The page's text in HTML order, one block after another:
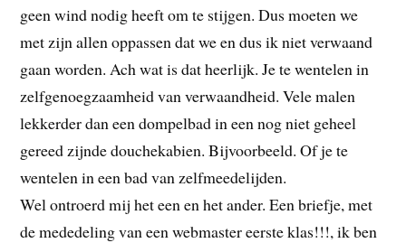
geen wind nodig heeft om te stijgen. Dus moeten we
met zijn allen oppassen dat we en dus ik niet verwaand
gaan worden. Ach wat is dat heerlijk. Je te wentelen in
zelfgenoegzaamheid van verwaandheid. Vele malen
lekkerder dan een dompelbad in een nog niet geheel
gereed zijnde douchekabien. Bijvoorbeeld. Of je te
wentelen in een bad van zelfmeedelijden.
Wel ontroerd mij het een en het ander. Een briefje, met
de mededeling van een webmaster eerste klas!!!, ik ben